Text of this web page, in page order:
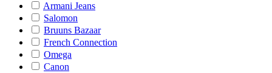
Armani Jeans
Salomon
Bruuns Bazaar
French Connection
Omega
Canon